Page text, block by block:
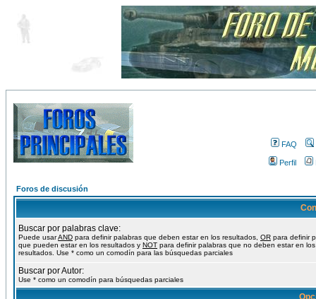
FAQ
Perfil
Foros de discusión
Buscar por palabras clave:
Puede usarAND para definir palabras que deben estar en los resultados, OR para definir
que pueden estar en los resultados y NOT para definir palabras que no deben estar en los
resultados. Use * como un comodín para las búsquedas parciales
Buscar por Autor:
Use * como un comodín para búsquedas parciales